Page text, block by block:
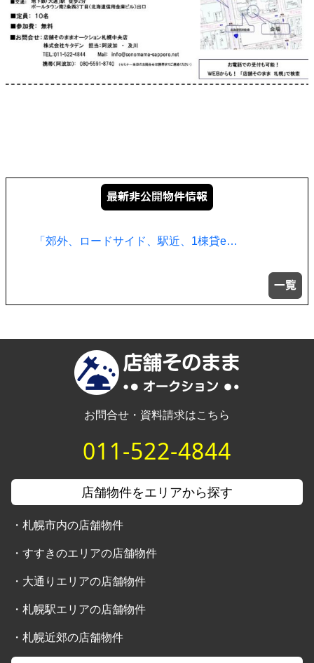
「郊外、ロードサイド、駅近、1棟貸e…
お問合せ・資料請求はこちら
011-522-4844
店舗物件をエリアから探す
・ 札幌市内の店舗物件
・ すすきのエリアの店舗物件
・ 大通りエリアの店舗物件
・ 札幌駅エリアの店舗物件
・ 札幌近郊の店舗物件